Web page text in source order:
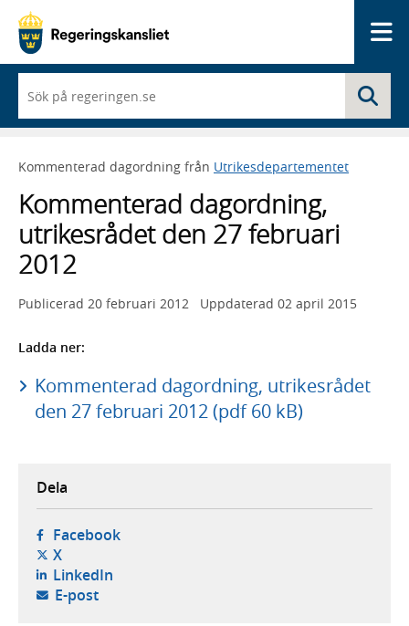
du
börjar
skriva
framträder
lista
med
sökförslag
Kommenterad dagordning från Utrikesdepartementet
Kommenterad dagordning,
utrikesrådet den 27 februari
2012
Publicerad 20 februari 2012 Uppdaterad 02 april 2015
Ladda ner:
Kommenterad dagordning, utrikesrådet
den 27 februari 2012 (pdf 60 kB)
Dela
Facebook- öppnas i ny flik, extern webbplats,
X- öppnas i ny flik, extern webbplats,
LinkedIn- öppnas i ny flik, extern webbplats,
E-post- öppnar din e-postklient,